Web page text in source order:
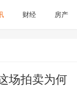
财经 房产
场拍卖为何